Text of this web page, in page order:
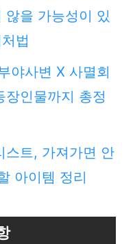
않을 가능성이 있
법
야사변 X 사멸회
인물까지 총정
스트, 가져가면 안
아이템 정리